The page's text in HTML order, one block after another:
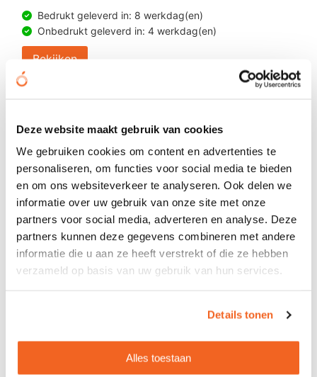
Deze website maakt gebruik van cookies
We gebruiken cookies om content en advertenties te
personaliseren, om functies voor social media te bieden
en om ons websiteverkeer te analyseren. Ook delen we
informatie over uw gebruik van onze site met onze
partners voor social media, adverteren en analyse. Deze
partners kunnen deze gegevens combineren met andere
informatie die u aan ze heeft verstrekt of die ze hebben
verzameld op basis van uw gebruik van hun services.
Details tonen
Alles toestaan
Bedrukt geleverd in: 8 werkdag(en)
Onbedrukt geleverd in: 4 werkdag(en)
Bekijken